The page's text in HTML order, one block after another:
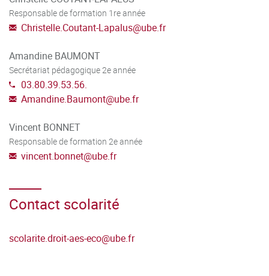
Responsable de formation 1re année
Christelle.Coutant-Lapalus@ube.fr
Amandine BAUMONT
Secrétariat pédagogique 2e année
03.80.39.53.56.
Amandine.Baumont@ube.fr
Vincent BONNET
Responsable de formation 2e année
vincent.bonnet@ube.fr
Contact scolarité
scolarite.droit-aes-eco@ube.fr